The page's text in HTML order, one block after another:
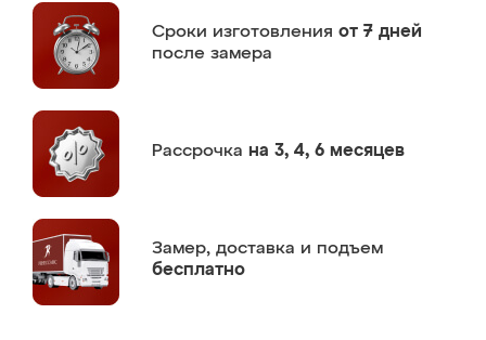
Сроки изготовления от 7 дней
после замера
Рассрочка на 3, 4, 6 месяцев
Замер, доставка и подъем
бесплатно